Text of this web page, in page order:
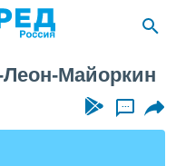
Майоркин
...